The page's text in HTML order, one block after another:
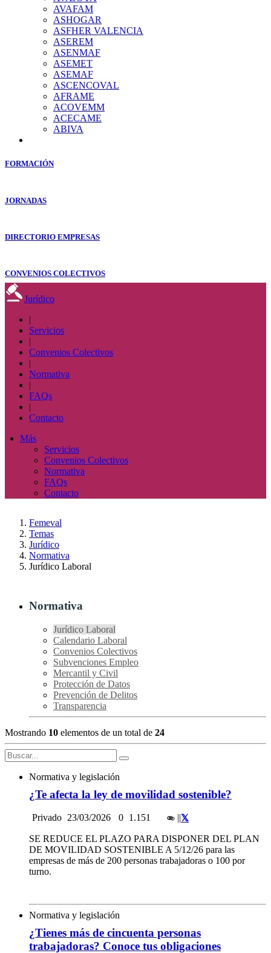
AVAFAM
ASHOGAR
ASFHER VALENCIA
ASEREM
ASENMAF
ASEMET
ASEMAF
ASCENCOVAL
AFRAME
ACOVEMM
ACECAME
ABIVA
FORMACIÓN
JORNADAS
DIRECTORIO EMPRESAS
CONVENIOS COLECTIVOS
Jurídico
|
Servicios
|
Convenios Colectivos
|
Normativa
|
FAQs
|
Contacto
Más
Servicios
Convenios Colectivos
Normativa
FAQs
Contacto
Femeval
Temas
Jurídico
Normativa
Jurídico Laboral
Normativa
Jurídico Laboral
Calendario Laboral
Convenios Colectivos
Subvenciones Empleo
Mercantil y Civil
Protección de Datos
Prevención de Delitos
Transparencia
Mostrando 10 elementos de un total de 24
Normativa y legislación
¿Te afecta la ley de movilidad sostenible?
Privado 23/03/2026 0 1.151 ||
SE REDUCE EL PLAZO PARA DISPONER DEL PLAN
DE MOVILIDAD SOSTENIBLE A 5/12/26 para las
empresas de más de 200 personas trabajadoras o 100 por
turno.
Normativa y legislación
¿Tienes más de cincuenta personas
trabajadoras? Conoce tus obligaciones